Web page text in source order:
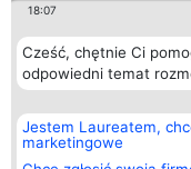
18:07
Cześć, chętnie Ci
odpowiedni temat
Jestem Laureatem,
marketingowe
Organizator plebiscytu
Bright Side Solutions sp. z o.
o. sp. k.
ul. Ruska 22